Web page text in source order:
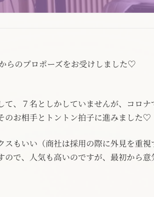
日
らのプロポーズをお受けしました♡
、７名としかしていませんが、コロナ
のお相手とトントン拍子に進みました♡
もいい（商社は採用の際に外見を重視
で、人気も高いのですが、最初から意